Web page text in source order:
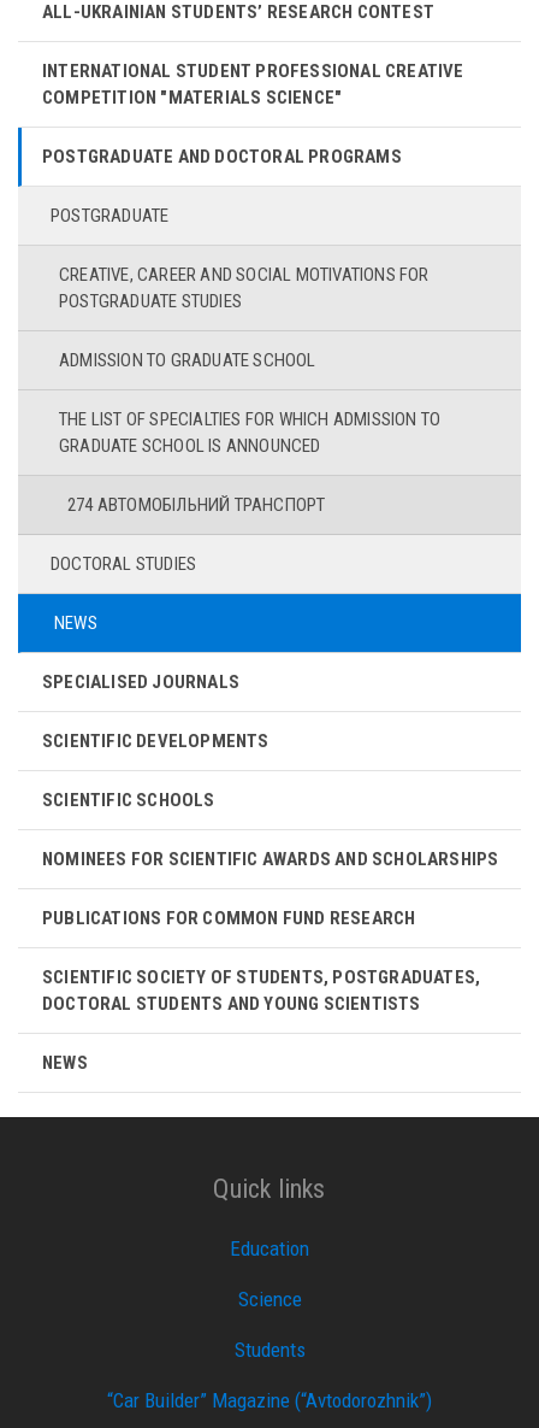
ALL-UKRAINIAN STUDENTS’ RESEARCH CONTEST
INTERNATIONAL STUDENT PROFESSIONAL CREATIVE
COMPETITION "MATERIALS SCIENCE"
POSTGRADUATE AND DOCTORAL PROGRAMS
POSTGRADUATE
CREATIVE, CAREER AND SOCIAL MOTIVATIONS FOR
POSTGRADUATE STUDIES
ADMISSION TO GRADUATE SCHOOL
THE LIST OF SPECIALTIES FOR WHICH ADMISSION TO
GRADUATE SCHOOL IS ANNOUNCED
274 АВТОМОБІЛЬНИЙ ТРАНСПОРТ
DOCTORAL STUDIES
NEWS
SPECIALISED JOURNALS
SCIENTIFIC DEVELOPMENTS
SCIENTIFIC SCHOOLS
NOMINEES FOR SCIENTIFIC AWARDS AND SCHOLARSHIPS
PUBLICATIONS FOR COMMON FUND RESEARCH
SCIENTIFIC SOCIETY OF STUDENTS, POSTGRADUATES,
DOCTORAL STUDENTS AND YOUNG SCIENTISTS
NEWS
Quick links
Education
Science
Students
“Car Builder” Magazine (“Avtodorozhnik”)